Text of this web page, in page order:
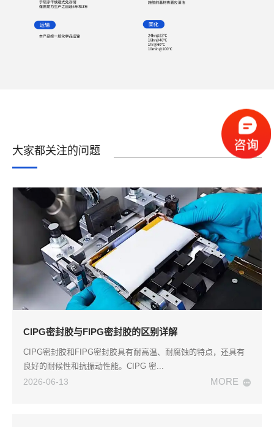
大家都关注的问题
CIPG密封胶与FIPG密封胶的区别详解
CIPG密封胶和FIPG密封胶具有耐高温、耐腐蚀的特点，还具有
良好的耐候性和抗振动性能。CIPG 密...
2026-06-13
MORE